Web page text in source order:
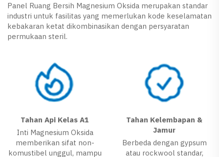
Panel Ruang Bersih Magnesium Oksida merupakan standar
industri untuk fasilitas yang memerlukan kode keselamatan
kebakaran ketat dikombinasikan dengan persyaratan
permukaan steril.
Tahan Api Kelas A1
Inti Magnesium Oksida
memberikan sifat non-
komustibel unggul, mampu
Tahan Kelembapan &
Jamur
Berbeda dengan gypsum
atau rockwool standar,